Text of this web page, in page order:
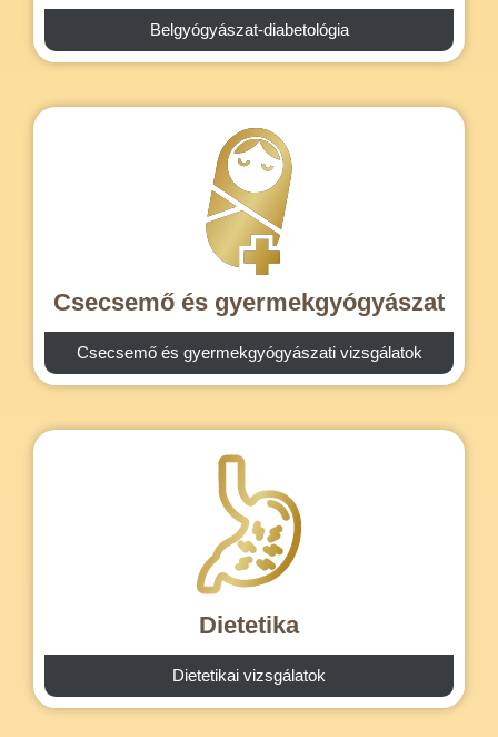
Belgyógyászat-diabetológia
Csecsemő és gyermekgyógyászat
Csecsemő és gyermekgyógyászati vizsgálatok
Dietetika
Dietetikai vizsgálatok